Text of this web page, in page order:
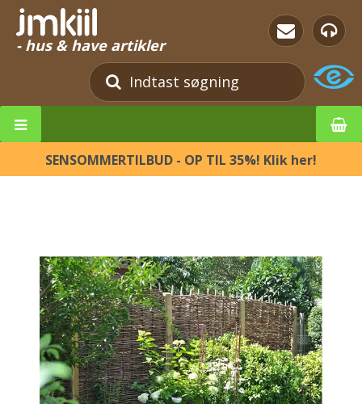
- hus & have artikler
SENSOMMERTILBUD - OP TIL 35%! Klik her!